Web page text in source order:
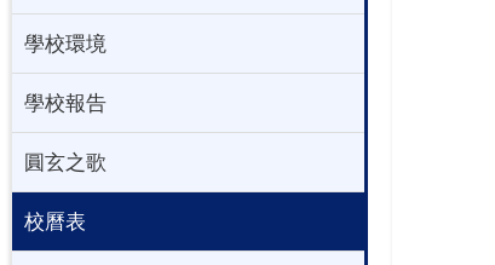
學校環境
學校報告
圓玄之歌
校曆表